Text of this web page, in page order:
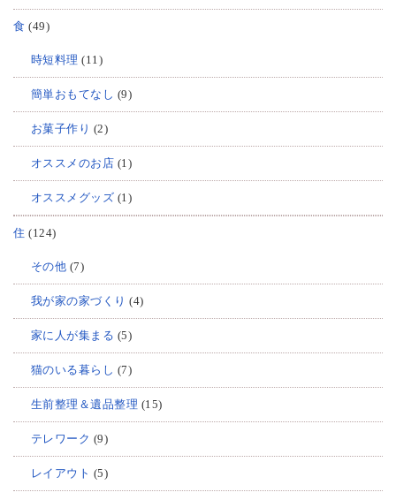
食 (49)
時短料理 (11)
簡単おもてなし (9)
お菓子作り (2)
オススメのお店 (1)
オススメグッズ (1)
住 (124)
その他 (7)
我が家の家づくり (4)
家に人が集まる (5)
猫のいる暮らし (7)
生前整理＆遺品整理 (15)
テレワーク (9)
レイアウト (5)